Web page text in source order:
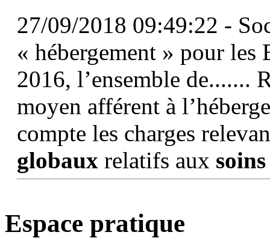
27/09/2018 09:49:22 -
« hébergement » pour
2016, l’ensemble de.......
moyen afférent à
compte les charges
globaux relatifs aux soins
Espace pratique